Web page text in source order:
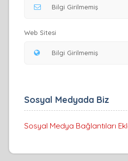
Web Sitesi
Sosyal Medyada Biz
Sosyal Medya Bağlantıları